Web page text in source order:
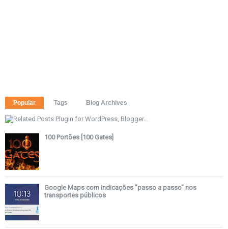
Popular Tags Blog Archives
100 Portões [100 Gates]
Google Maps com indicações "passo a passo" nos
transportes públicos